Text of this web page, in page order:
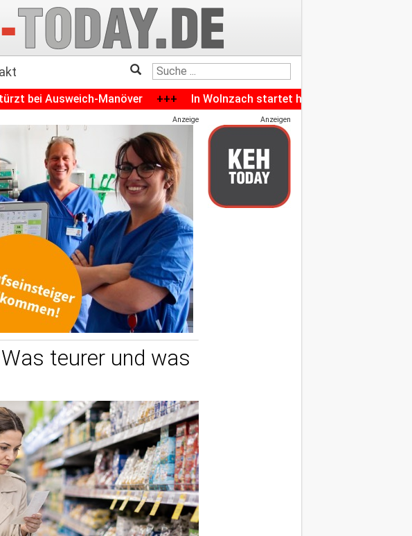
Manöver +++ In Wolnzach startet heute das Volksfest: Das komplette
Anzeige
teurer und was
Anzeigen